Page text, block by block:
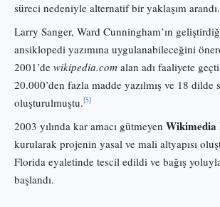
süreci nedeniyle alternatif bir yaklaşım arandı.
Larry Sanger, Ward Cunningham’ın
ansiklopedi yazımına uygulanabileceğini
2001’de wikipedia.com alan adı faaliyete
20.000’den fazla madde yazılmış ve 18 dilde
oluşturulmuştu.[5]
2003 yılında kar amacı gütmeyen Wikimedia
kurularak projenin yasal ve mali altyapısı
Florida eyaletinde tescil edildi ve bağış
başlandı.